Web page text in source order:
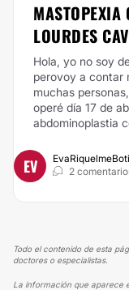
LOURDES
Hola, yo no soy
perovoy a contar
muchas
operé día 17 de
abdominoplastia
EV
2
Todo el contenido de esta
doctores o especialistas.
La información que aparece